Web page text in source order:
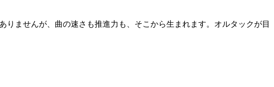
ませんが、曲の速さも推進力も、そこから生まれます。オルタックが目